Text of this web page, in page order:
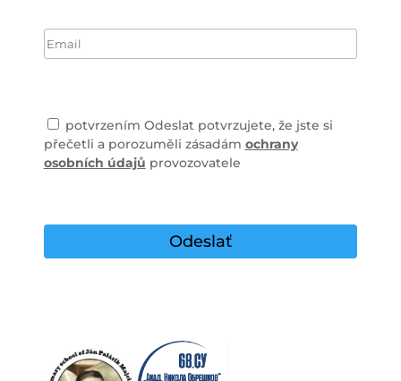
potvrzením Odeslat potvrzujete, že jste si
přečetli a porozuměli zásadám ochrany
osobních údajů provozovatele